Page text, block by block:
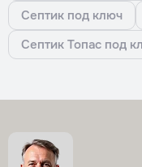
Септик под ключ
Септик Топас под